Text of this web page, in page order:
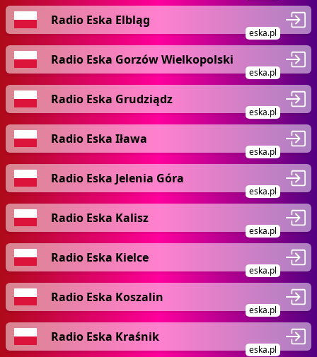
Radio Eska Elbląg
eska.pl
Radio Eska Gorzów Wielkopolski
eska.pl
Radio Eska Grudziądz
eska.pl
Radio Eska Iława
eska.pl
Radio Eska Jelenia Góra
eska.pl
Radio Eska Kalisz
eska.pl
Radio Eska Kielce
eska.pl
Radio Eska Koszalin
eska.pl
Radio Eska Kraśnik
eska.pl